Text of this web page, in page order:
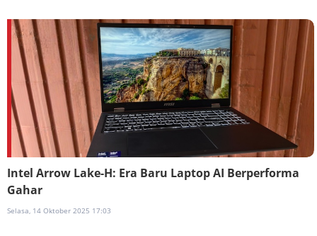
Intel Arrow Lake-H: Era Baru Laptop AI Berperforma
Gahar
Selasa, 14 Oktober 2025 17:03